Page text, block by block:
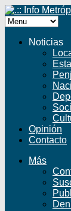
Noticias
Opinión
Contacto
Más